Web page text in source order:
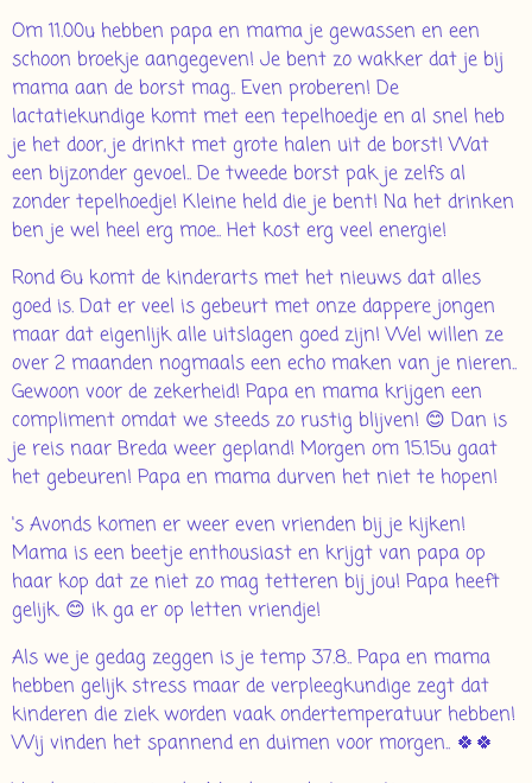
Om 11.00u hebben papa en mama je gewassen en een
schoon broekje aangegeven! Je bent zo wakker dat je bij
mama aan de borst mag.. Even proberen! De
lactatiekundige komt met een tepelhoedje en al snel heb
je het door, je drinkt met grote halen uit de borst! Wat
een bijzonder gevoel.. De tweede borst pak je zelfs al
zonder tepelhoedje! Kleine held die je bent! Na het drinken
ben je wel heel erg moe.. Het kost erg veel energie!
Rond 6u komt de kinderarts met het nieuws dat alles
goed is. Dat er veel is gebeurt met onze dappere jongen
maar dat eigenlijk alle uitslagen goed zijn! Wel willen ze
over 2 maanden nogmaals een echo maken van je nieren..
Gewoon voor de zekerheid! Papa en mama krijgen een
compliment omdat we steeds zo rustig blijven! 😊 Dan is
je reis naar Breda weer gepland! Morgen om 15.15u gaat
het gebeuren! Papa en mama durven het niet te hopen!
's Avonds komen er weer even vrienden bij je kijken!
Mama is een beetje enthousiast en krijgt van papa op
haar kop dat ze niet zo mag tetteren bij jou! Papa heeft
gelijk. 😊 ik ga er op letten vriendje!
Als we je gedag zeggen is je temp 37.8.. Papa en mama
hebben gelijk stress maar de verpleegkundige zegt dat
kinderen die ziek worden vaak ondertemperatuur hebben!
Wij vinden het spannend en duimen voor morgen.. 🍀🍀